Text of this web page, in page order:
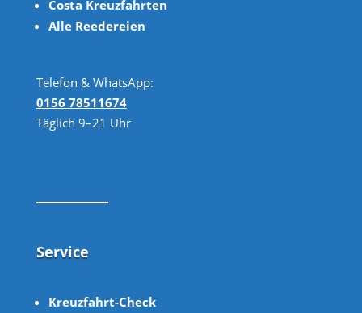
Costa Kreuzfahrten
Alle Reedereien
Telefon & WhatsApp:
0156 78511674
Täglich 9–21 Uhr
Service
Kreuzfahrt-Check